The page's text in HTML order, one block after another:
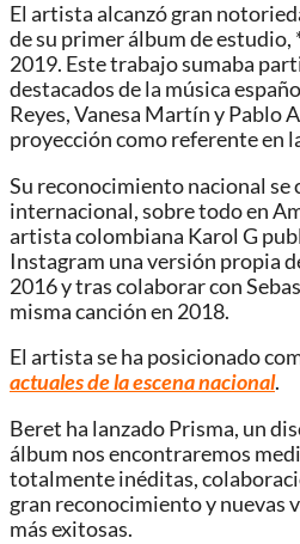
El artista alcanzó gran
de su primer álbum de estudio,
2019. Este trabajo sumaba
destacados de la música
Reyes, Vanesa Martín y Pablo
proyección como referente en
Su reconocimiento nacional se
internacional, sobre todo en
artista colombiana Karol G
Instagram una versión propia
2016 y tras colaborar con
misma canción en 2018.
El artista se ha posicionado
actuales de la escena nacional.
Beret ha lanzado Prisma, un
álbum nos encontraremos
totalmente inéditas,
gran reconocimiento y nuevas
más exitosas.